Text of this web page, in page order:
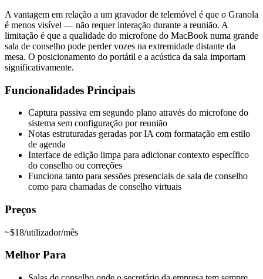
A vantagem em relação a um gravador de telemóvel é que o Granola
é menos visível — não requer interação durante a reunião. A
limitação é que a qualidade do microfone do MacBook numa grande
sala de conselho pode perder vozes na extremidade distante da
mesa. O posicionamento do portátil e a acústica da sala importam
significativamente.
Funcionalidades Principais
Captura passiva em segundo plano através do microfone do
sistema sem configuração por reunião
Notas estruturadas geradas por IA com formatação em estilo
de agenda
Interface de edição limpa para adicionar contexto específico
do conselho ou correções
Funciona tanto para sessões presenciais de sala de conselho
como para chamadas de conselho virtuais
Preços
~$18/utilizador/mês
Melhor Para